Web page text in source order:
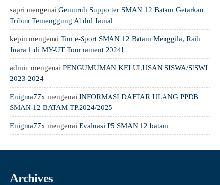
sapri mengenai Gemuruh Supporter SMAN 12 Batam Getarkan
Tribun Temenggung Abdul Jamal
kepin mengenai Tim e-Sport SMAN 12 Batam Menggila, Raih
Juara 1 di MY-UT Tournament 2024!
admin mengenai PENGUMUMAN KELULUSAN SISWA/SISWI
2023-2024
Enigma77x mengenai INFORMASI DAFTAR ULANG PPDB
SMAN 12 BATAM TP.2024/2025
Enigma77x mengenai Evaluasi P5 SMAN 12 batam
Archives